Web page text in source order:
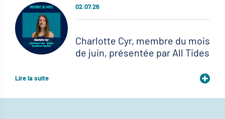
02.07.26
Charlotte Cyr, membre du mois
de juin, présentée par All Tides
Lire la suite